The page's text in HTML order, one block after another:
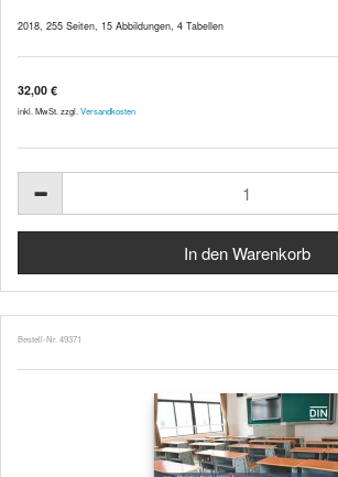
2018, 255 Seiten, 15 Abbildungen, 4 Tabellen
32,00 €
inkl. MwSt. zzgl. Versandkosten
Bestell-Nr. 49371